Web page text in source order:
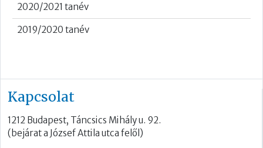
2020/2021 tanév
2019/2020 tanév
Kapcsolat
1212 Budapest, Táncsics Mihály u. 92.
(bejárat a József Attila utca felől)